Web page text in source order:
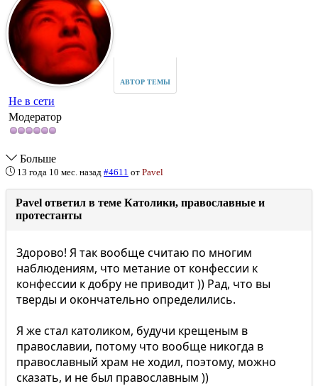
АВТОР ТЕМЫ
Не в сети
Модератор
Больше
13 года 10 мес. назад #4611 от Pavel
Pavel ответил в теме Католики, православные и
протестанты
Здорово! Я так вообще считаю по многим
наблюдениям, что метание от конфессии к
конфессии к добру не приводит )) Рад, что вы
тверды и окончательно определились.
Я же стал католиком, будучи крещеным в
православии, потому что вообще никогда в
православный храм не ходил, поэтому, можно
сказать, и не был православным ))